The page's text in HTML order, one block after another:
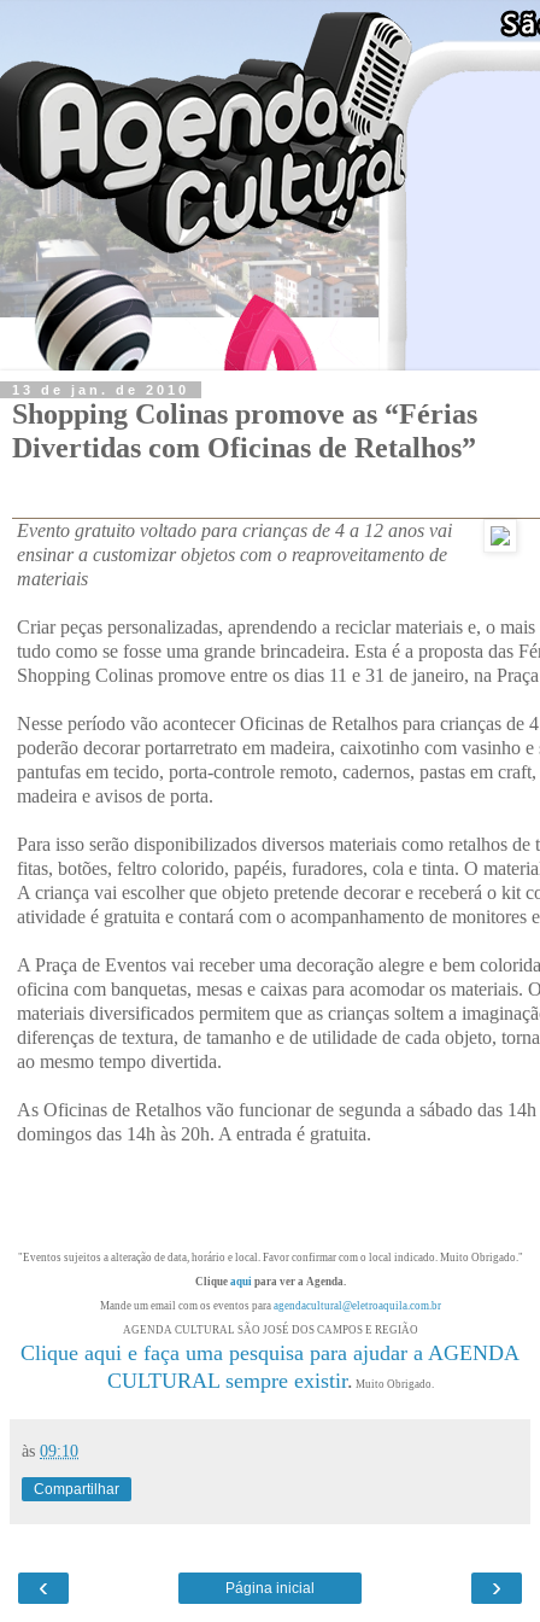
13 de jan. de 2010
Shopping Colinas promove as “Férias
Divertidas com Oficinas de Retalhos”
Evento gratuito voltado para crianças de 4 a 12 anos vai
ensinar a customizar objetos com o reaproveitamento de
materiais
Criar peças personalizadas, aprendendo a reciclar materiais e, o
tudo como se fosse uma grande brincadeira. Esta é a proposta das
Shopping Colinas promove entre os dias 11 e 31 de janeiro, na
Nesse período vão acontecer Oficinas de Retalhos para crianças de
poderão decorar portarretrato em madeira, caixotinho com vasinho e
pantufas em tecido, porta-controle remoto, cadernos, pastas em
madeira e avisos de porta.
Para isso serão disponibilizados diversos materiais como retalhos de
fitas, botões, feltro colorido, papéis, furadores, cola e tinta. O
A criança vai escolher que objeto pretende decorar e receberá o kit
atividade é gratuita e contará com o acompanhamento de monitores
A Praça de Eventos vai receber uma decoração alegre e bem
oficina com banquetas, mesas e caixas para acomodar os materiais.
materiais diversificados permitem que as crianças soltem a
diferenças de textura, de tamanho e de utilidade de cada objeto,
ao mesmo tempo divertida.
As Oficinas de Retalhos vão funcionar de segunda a sábado das 14h
domingos das 14h às 20h. A entrada é gratuita.
"Eventos sujeitos a alteração de data, horário e local. Favor confirmar com o local indicado. Muito Obrigado."
Clique aqui para ver a Agenda.
Mande um email com os eventos para agendacultural@eletroaquila.com.br
AGENDA CULTURAL SÃO JOSÉ DOS CAMPOS E REGIÃO
Clique aqui e faça uma pesquisa para ajudar a AGENDA
CULTURAL sempre existir. Muito Obrigado.
às 09:10
Compartilhar
‹ ›
Página inicial